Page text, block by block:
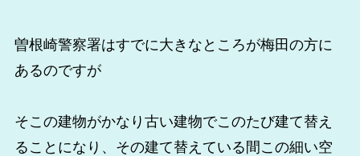
曽根崎警察署はすでに大きなところが梅田の方に
あるのですが
そこの建物がかなり古い建物でこのたび建て替え
ることになり、その建て替えている間この細い空